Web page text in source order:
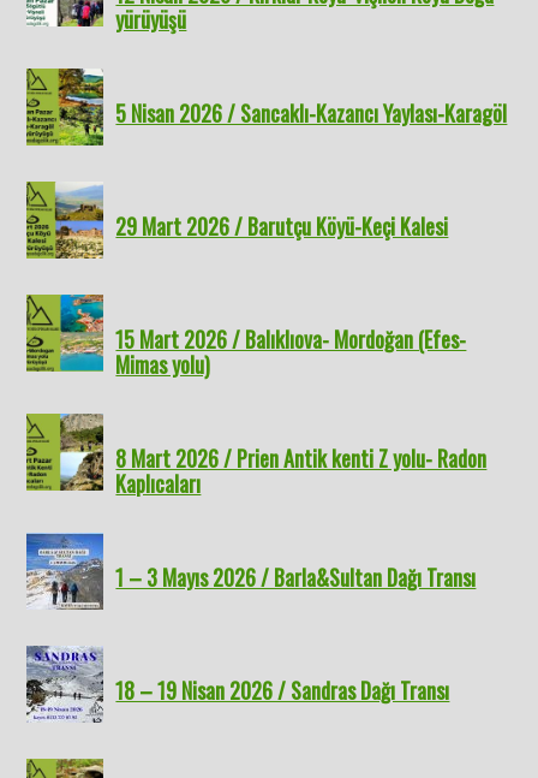
yürüyüşü
5 Nisan 2026 / Sancaklı-Kazancı Yaylası-Karagöl
29 Mart 2026 / Barutçu Köyü-Keçi Kalesi
15 Mart 2026 / Balıklıova- Mordoğan (Efes-
Mimas yolu)
8 Mart 2026 / Prien Antik kenti Z yolu- Radon
Kaplıcaları
1 – 3 Mayıs 2026 / Barla&Sultan Dağı Transı
18 – 19 Nisan 2026 / Sandras Dağı Transı